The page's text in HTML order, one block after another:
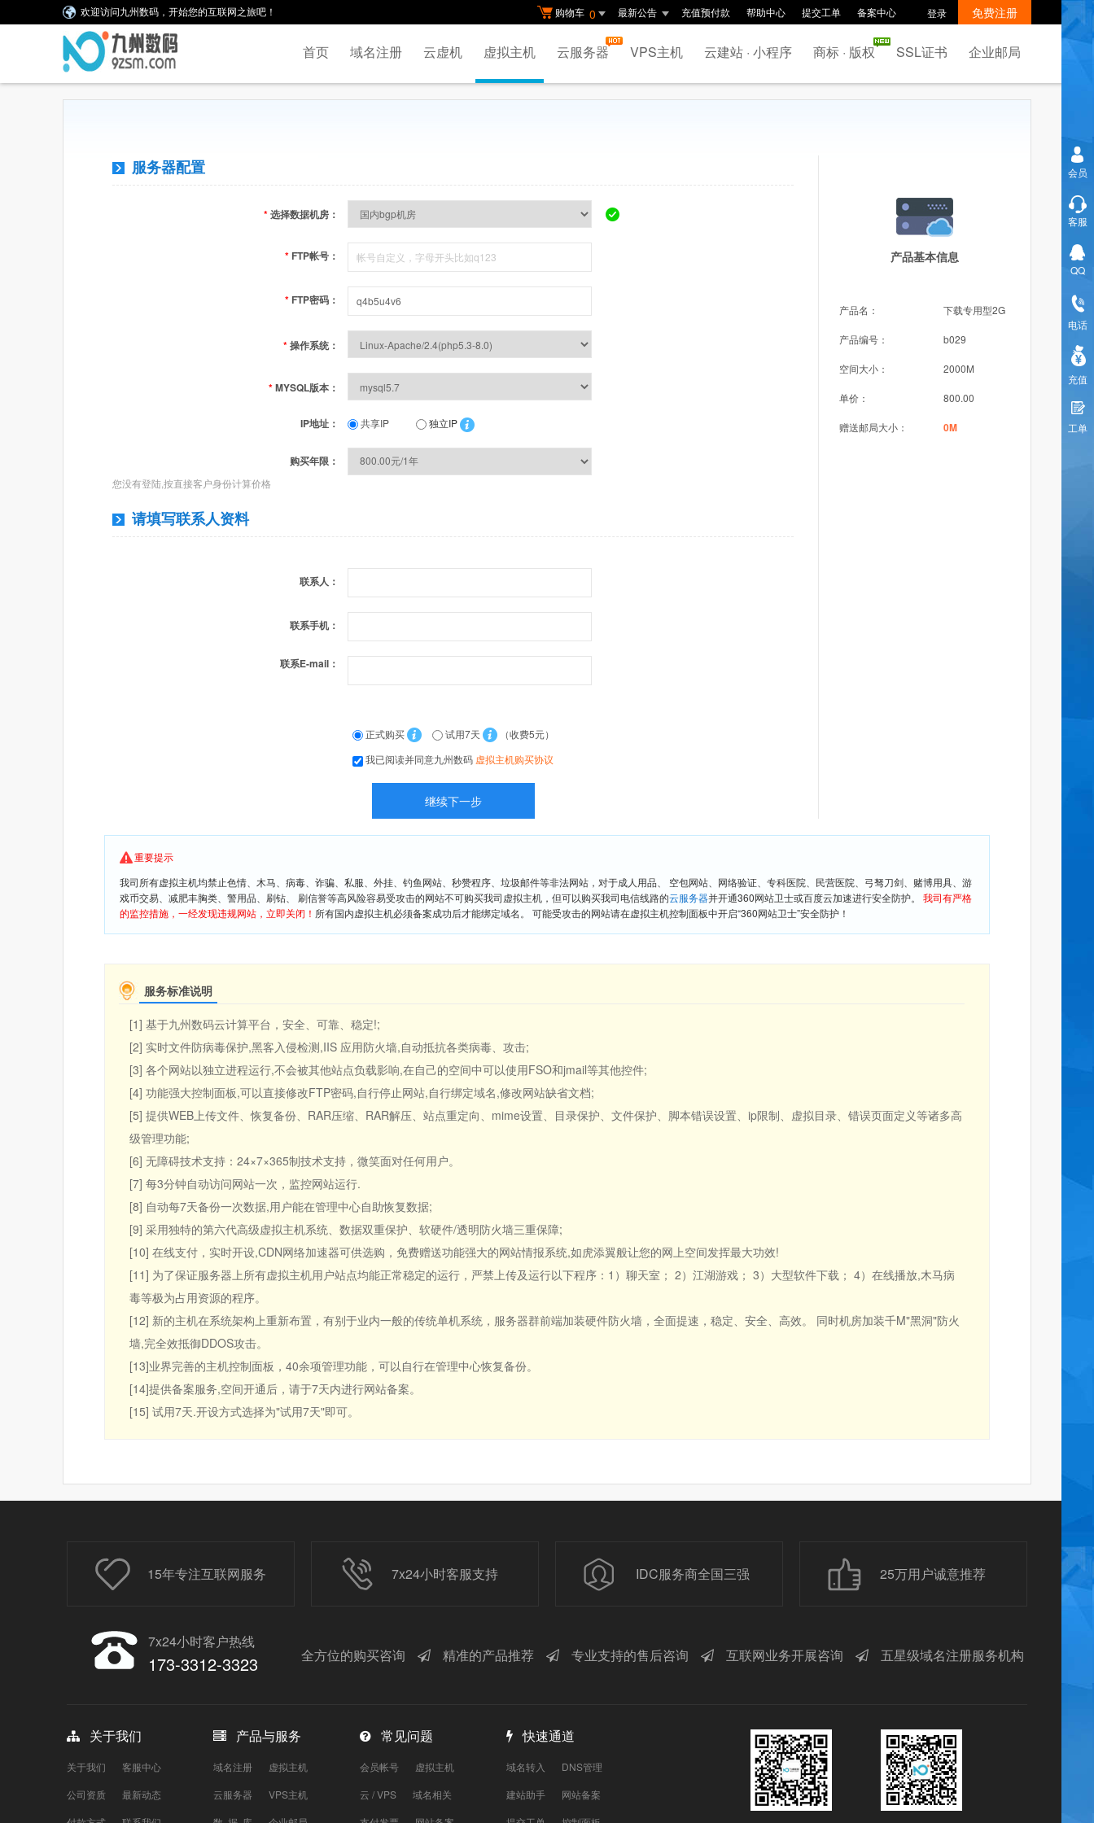
购物车 0 最新公告 充值预付款 帮助中心 提交工单 备案中心 登录 免费注册
欢迎访问九州数码，开始您的互联网之旅吧！
首页 域名注册 云虚机 虚拟主机 云服务器 VPS主机 云建站 · 小程序 商标 · 版权 SSL证书 企业邮局
产品基本信息
产品名： 下载专用型2G
产品编号： b029
空间大小： 2000M
单价： 800.00
赠送邮局大小： 0M
服务器配置
*选择数据机房：
* FTP帐号：
* FTP密码：
*操作系统：
*MYSQL版本：
IP地址： 共享IP 独立IP
购买年限：
您没有登陆,按直接客户身份计算价格
请填写联系人资料
联系人：
联系手机：
联系E-mail：
正式购买 试用7天
（收费5元）
我已阅读并同意九州数码 虚拟主机购买协议
重要提示
我司所有虚拟主机均禁止色情、木马、病毒、诈骗、私服、外挂、钓鱼网站、秒赞程序、垃圾邮件等非法网站，对于成人用品、 空包网站、网络验证、专科医院、民营医院、弓驽刀剑、赌博用具、游
戏币交易、减肥丰胸类、警用品、刷钻、 刷信誉等高风险容易受攻击的网站不可购买我司虚拟主机，但可以购买我司电信线路的云服务器并开通360网站卫士或百度云加速进行安全防护。 我司有严格
的监控措施，一经发现违规网站，立即关闭！ 所有国内虚拟主机必须备案成功后才能绑定域名。 可能受攻击的网站请在虚拟主机控制面板中开启“360网站卫士”安全防护！
服务标准说明
[1] 基于九州数码云计算平台，安全、可靠、稳定!;
[2] 实时文件防病毒保护,黑客入侵检测,IIS 应用防火墙,自动抵抗各类病毒、攻击;
[3] 各个网站以独立进程运行,不会被其他站点负载影响,在自己的空间中可以使用FSO和jmail等其他控件;
[4] 功能强大控制面板,可以直接修改FTP密码,自行停止网站,自行绑定域名,修改网站缺省文档;
[5] 提供WEB上传文件、恢复备份、RAR压缩、RAR解压、站点重定向、mime设置、目录保护、文件保护、脚本错误设置、ip限制、虚拟目录、错误页面定义等诸多高
级管理功能;
[6] 无障碍技术支持：24×7×365制技术支持，微笑面对任何用户。
[7] 每3分钟自动访问网站一次，监控网站运行.
[8] 自动每7天备份一次数据,用户能在管理中心自助恢复数据;
[9] 采用独特的第六代高级虚拟主机系统、数据双重保护、软硬件/透明防火墙三重保障;
[10] 在线支付，实时开设,CDN网络加速器可供选购，免费赠送功能强大的网站情报系统,如虎添翼般让您的网上空间发挥最大功效!
[11] 为了保证服务器上所有虚拟主机用户站点均能正常稳定的运行，严禁上传及运行以下程序：1）聊天室； 2）江湖游戏； 3）大型软件下载； 4）在线播放,木马病
毒等极为占用资源的程序。
[12] 新的主机在系统架构上重新布置，有别于业内一般的传统单机系统，服务器群前端加装硬件防火墙，全面提速，稳定、安全、高效。 同时机房加装千M"黑洞"防火
墙,完全效抵御DDOS攻击。
[13]业界完善的主机控制面板，40余项管理功能，可以自行在管理中心恢复备份。
[14]提供备案服务,空间开通后，请于7天内进行网站备案。
[15] 试用7天.开设方式选择为"试用7天"即可。
15年专注互联网服务 7x24小时客服支持 IDC服务商全国三强 25万用户诚意推荐
7x24小时客户热线
173-3312-3323 全方位的购买咨询 精准的产品推荐 专业支持的售后咨询 互联网业务开展咨询 五星级域名注册服务机构
关于我们
关于我们
客服中心
公司资质
最新动态
产品与服务
域名注册
虚拟主机
云服务器
VPS主机
常见问题
会员帐号
虚拟主机
云 / VPS
域名相关
快速通道
域名转入
DNS管理
建站助手
网站备案
会员
客服
QQ
电话
充值
工单